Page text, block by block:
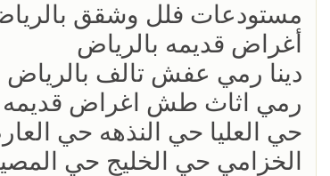
مستودعات فلل وشقق
أغراض قديمه بالرياض
‏دينا رمي عفش تالف بالرياض
رمي اثاث طش اغراض قديمه بالرياض
حي العليا حي النذهه حي
الخزامي حي الخليج حي